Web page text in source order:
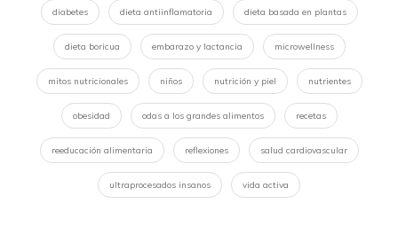
diabetes dieta antiinflamatoria dieta basada en plantas
dieta boricua embarazo y lactancia microwellness
mitos nutricionales niños nutrición y piel nutrientes
obesidad odas a los grandes alimentos recetas
reeducación alimentaria reflexiones salud cardiovascular
ultraprocesados insanos vida activa